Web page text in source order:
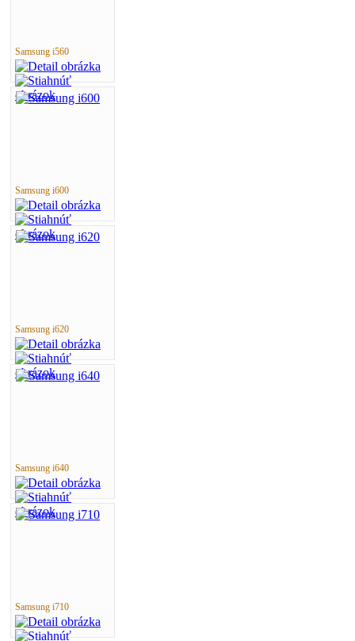
Samsung i560
Samsung i600
Samsung i620
Samsung i640
Samsung i710